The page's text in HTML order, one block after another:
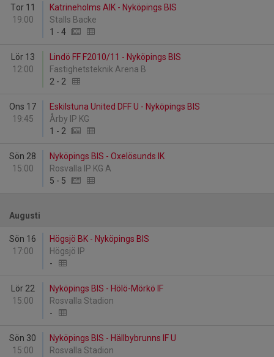
Tor 11
19:00
Katrineholms AIK - Nyköpings BIS
Stalls Backe
1 - 4
Lör 13
12:00
Lindö FF F2010/11 - Nyköpings BIS
Fastighetsteknik Arena B
2 - 2
Ons 17
19:45
Eskilstuna United DFF U - Nyköpings BIS
Årby IP KG
1 - 2
Sön 28
15:00
Nyköpings BIS - Oxelösunds IK
Rosvalla IP KG A
5 - 5
Augusti
Sön 16
17:00
Högsjö BK - Nyköpings BIS
Högsjö IP
-
Lör 22
15:00
Nyköpings BIS - Hölö-Mörkö IF
Rosvalla Stadion
-
Sön 30
15:00
Nyköpings BIS - Hällbybrunns IF U
Rosvalla Stadion